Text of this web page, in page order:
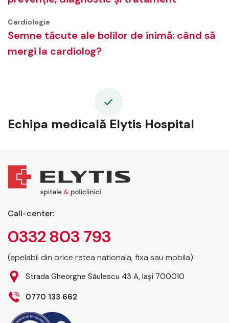
Cardiologie
Semne tăcute ale bolilor de inimă: când să
mergi la cardiolog?
Echipa medicală Elytis Hospital
Call-center:
0332 803 793
(apelabil din orice retea nationala, fixa sau mobila)
Strada Gheorghe Săulescu 43 A, Iași 700010
0770 133 662